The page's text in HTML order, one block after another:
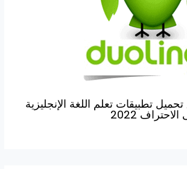
تطبيقات تعلم اللغة الإنجليزية
2022